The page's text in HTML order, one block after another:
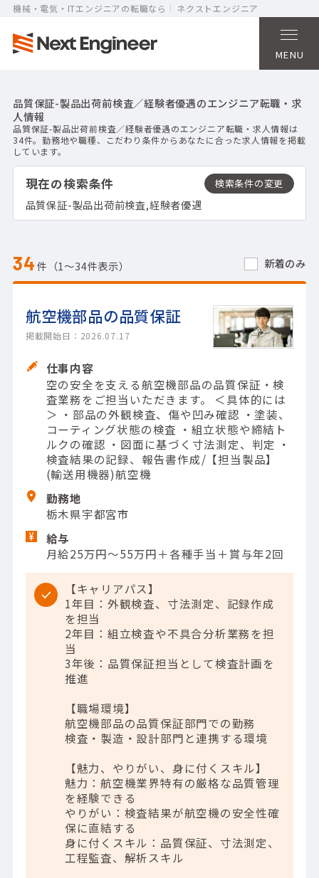
機械・電気・ITエンジニアの転職なら ネクストエンジニア
MENU
品質保証-製品出荷前検査／経験者優遇のエンジニア転職・求
人情報
品質保証-製品出荷前検査／経験者優遇のエンジニア転職・求人情報は
34件。勤務地や職種、こだわり条件からあなたに合った求人情報を掲載
しています。
現在の検索条件
品質保証-製品出荷前検査,経験者優遇
34件（1〜34件表示） 新着のみ
航空機部品の品質保証
掲載開始日：2026.07.17
仕事内容
空の安全を支える航空機部品の品質保証・検
査業務をご担当いただきます。 ＜具体的には
＞ ・部品の外観検査、傷や凹み確認 ・塗装、
コーティング状態の検査 ・組立状態や締結ト
ルクの確認 ・図面に基づく寸法測定、判定 ・
検査結果の記録、報告書作成/【担当製品】
(輸送用機器)航空機
勤務地
栃木県宇都宮市
給与
月給25万円～55万円＋各種手当＋賞与年2回
【キャリアパス】
1年目：外観検査、寸法測定、記録作成
を担当
2年目：組立検査や不具合分析業務を担
当
3年後：品質保証担当として検査計画を
推進
【職場環境】
航空機部品の品質保証部門での勤務
検査・製造・設計部門と連携する環境
【魅力、やりがい、身に付くスキル】
魅力：航空機業界特有の厳格な品質管理
を経験できる
やりがい：検査結果が航空機の安全性確
保に直結する
身に付くスキル：品質保証、寸法測定、
工程監査、解析スキル